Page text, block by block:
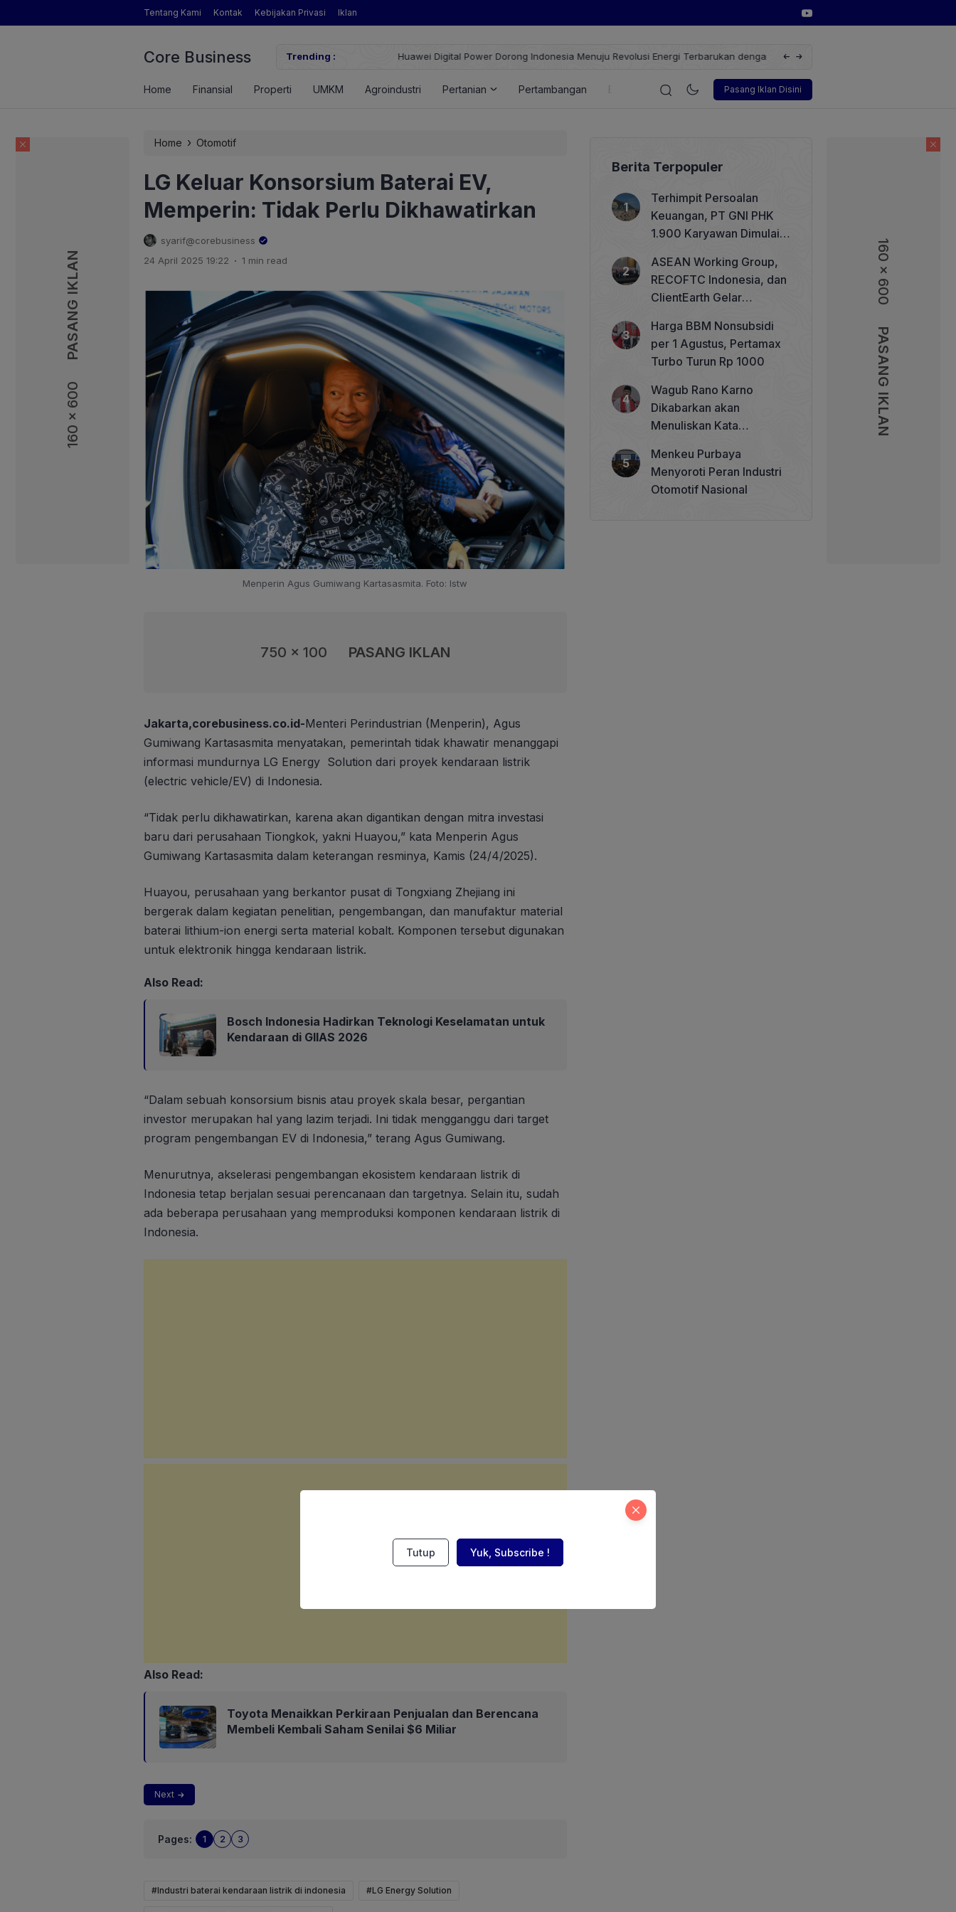
160 x 600
PASANG IKLAN 160 x 600
PASANG IKLAN
Tentang Kami Kontak Kebijakan Privasi Iklan
Core Business Trending :
Pertanian yang Dimaksud Mentan Amran?
Huawei Digital Power Dorong Indonesia Menuju Revolusi Energi Terbarukan dengan Solusi
Wakil Direktur Utama PT Pelindo,
Pasang Iklan Disini
Home Finansial Properti UMKM Agroindustri Pertanian Pertambangan Energi Korporasi Teknologi Otomotif
160 x 600
PASANG IKLAN
Home › Otomotif
LG Keluar Konsorsium Baterai EV,
Memperin: Tidak Perlu Dikhawatirkan
syarif@corebusiness
24 April 2025 19:22 . 1 min read
Menperin Agus Gumiwang Kartasasmita. Foto: Istw
750 x 100 PASANG IKLAN
Jakarta,corebusiness.co.id-Menteri Perindustrian (Menperin), Agus
Gumiwang Kartasasmita menyatakan, pemerintah tidak khawatir menanggapi
informasi mundurnya LG Energy Solution dari proyek kendaraan listrik
(electric vehicle/EV) di Indonesia.
“Tidak perlu dikhawatirkan, karena akan digantikan dengan mitra investasi
baru dari perusahaan Tiongkok, yakni Huayou,” kata Menperin Agus
Gumiwang Kartasasmita dalam keterangan resminya, Kamis (24/4/2025).
Huayou, perusahaan yang berkantor pusat di Tongxiang Zhejiang ini
bergerak dalam kegiatan penelitian, pengembangan, dan manufaktur material
baterai lithium-ion energi serta material kobalt. Komponen tersebut digunakan
untuk elektronik hingga kendaraan listrik.
Also Read:
Bosch Indonesia Hadirkan Teknologi Keselamatan untuk
Kendaraan di GIIAS 2026
“Dalam sebuah konsorsium bisnis atau proyek skala besar, pergantian
investor merupakan hal yang lazim terjadi. Ini tidak mengganggu dari target
program pengembangan EV di Indonesia,” terang Agus Gumiwang.
Menurutnya, akselerasi pengembangan ekosistem kendaraan listrik di
Indonesia tetap berjalan sesuai perencanaan dan targetnya. Selain itu, sudah
ada beberapa perusahaan yang memproduksi komponen kendaraan listrik di
Indonesia.
Also Read:
Toyota Menaikkan Perkiraan Penjualan dan Berencana
Membeli Kembali Saham Senilai $6 Miliar
Next
Pages: 1 2 3
#Industri baterai kendaraan listrik di indonesia #LG Energy Solution
Berita Terpopuler
Terhimpit Persoalan
Keuangan, PT GNI PHK
1.900 Karyawan Dimulai 5
ASEAN Working Group,
RECOFTC Indonesia, dan
ClientEarth Gelar
Memperkuat Tata Kelola
Perhutanan Sosial
Harga BBM Nonsubsidi
per 1 Agustus, Pertamax
Turbo Turun Rp 1000
Wagub Rano Karno
Dikabarkan akan
Menuliskan Kata
Betawi 100 Tahun
Menkeu Purbaya
Menyoroti Peran Industri
Otomotif Nasional
Tutup Yuk, Subscribe !